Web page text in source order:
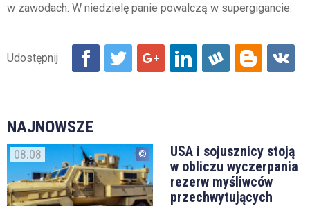
w zawodach. W niedzielę panie powalczą w supergigancie.
NAJNOWSZE
08.08
USA i sojusznicy stoją
w obliczu wyczerpania
rezerw myśliwców
przechwytujących